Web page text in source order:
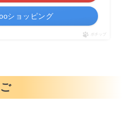
ショッピング
ポチップ